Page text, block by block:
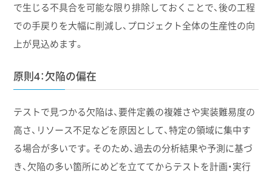
で生じる不具合を可能な限り排除しておくことで、後の工程
での手戻りを大幅に削減し、プロジェクト全体の生産性の向
上が見込めます。
原則4：欠陥の偏在
テストで見つかる欠陥は、要件定義の複雑さや実装難易度の
高さ、リソース不足などを原因として、特定の領域に集中す
る場合が多いです。そのため、過去の分析結果や予測に基づ
き、欠陥の多い箇所にめどを立ててからテストを計画・実行